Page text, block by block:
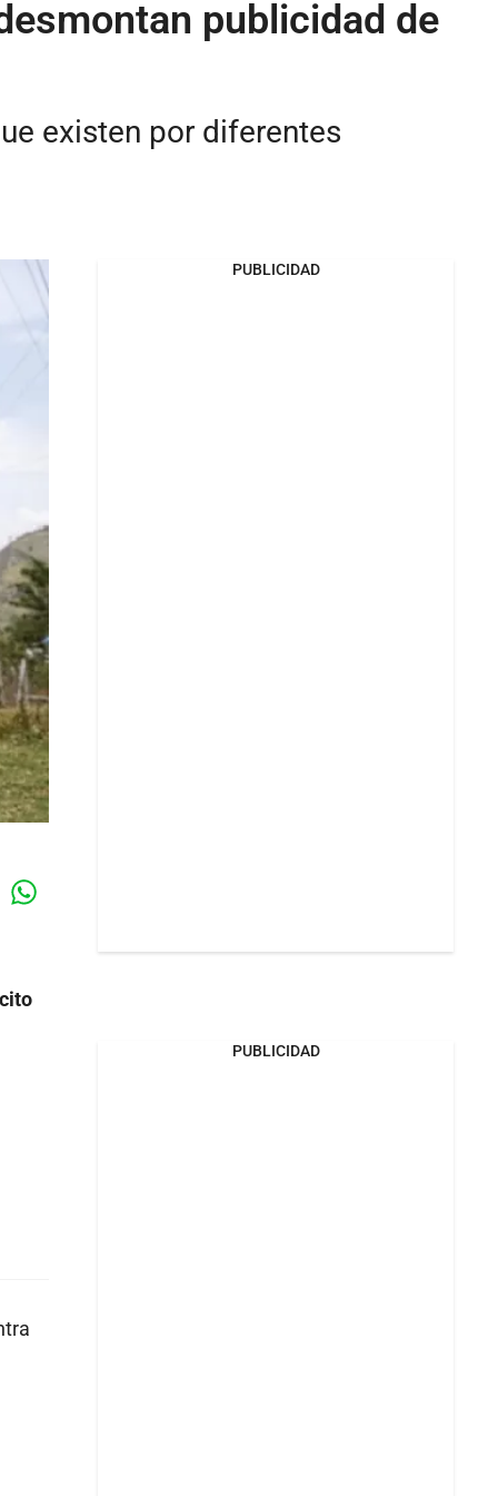
publicidad de
existen por diferentes
PUBLICIDAD
PUBLICIDAD